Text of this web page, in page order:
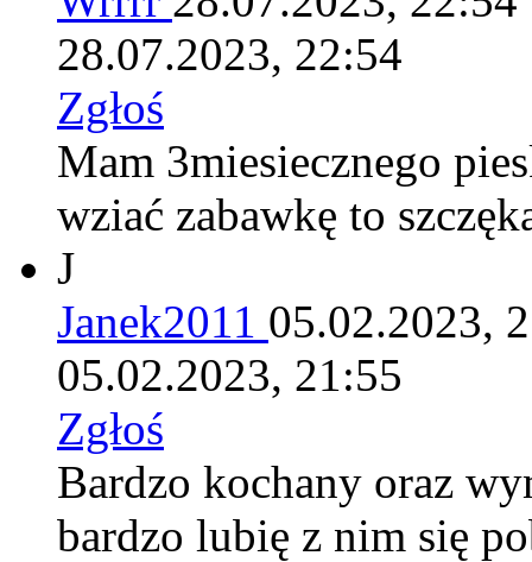
28.07.2023, 22:54
Zgłoś
Mam 3miesiecznego
wziać zabawkę to
J
Janek2011 05.02.2023,
05.02.2023, 21:55
Zgłoś
Bardzo kochany oraz
bardzo lubię z nim się